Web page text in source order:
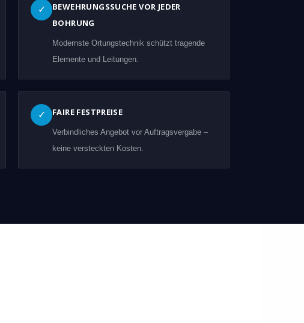
✓
BEWEHRUNGSSUCHE VOR JEDER
BOHRUNG
Modernste Ortungstechnik schützt tragende
Elemente und Leitungen.
✓ FAIRE FESTPREISE
Verbindliches Angebot vor Auftragsvergabe –
keine versteckten Kosten.